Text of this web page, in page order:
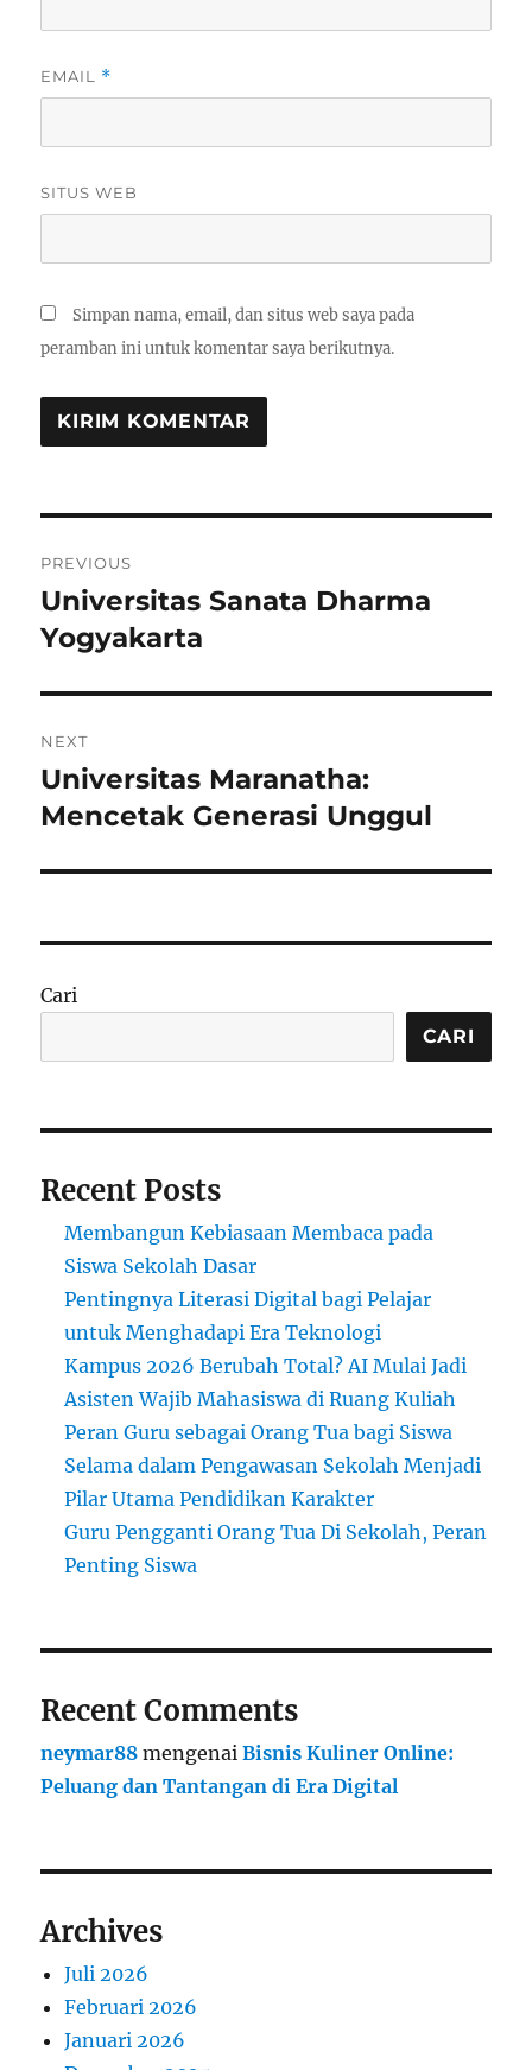
EMAIL *
SITUS WEB
Simpan nama, email, dan situs web saya pada
peramban ini untuk komentar saya berikutnya.
pos
PREVIOUS
Previous
post:
Universitas Sanata Dharma
Yogyakarta
NEXT
Next
post:
Universitas Maranatha:
Mencetak Generasi Unggul
Cari
CARI
Recent Posts
Membangun Kebiasaan Membaca pada
Siswa Sekolah Dasar
Pentingnya Literasi Digital bagi Pelajar
untuk Menghadapi Era Teknologi
Kampus 2026 Berubah Total? AI Mulai Jadi
Asisten Wajib Mahasiswa di Ruang Kuliah
Peran Guru sebagai Orang Tua bagi Siswa
Selama dalam Pengawasan Sekolah Menjadi
Pilar Utama Pendidikan Karakter
Guru Pengganti Orang Tua Di Sekolah, Peran
Penting Siswa
Recent Comments
neymar88 mengenaiBisnis Kuliner Online:
Peluang dan Tantangan di Era Digital
Archives
Juli 2026
Februari 2026
Januari 2026